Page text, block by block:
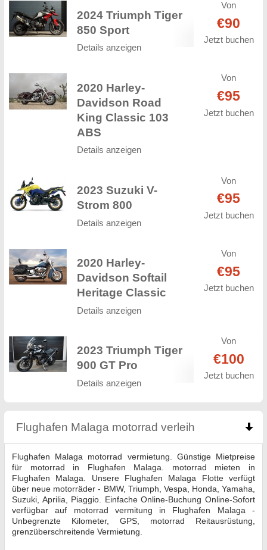
2024 Triumph Tiger
850 Sport
Details anzeigen
Von
€90
Jetzt buchen
2020 Harley-
Davidson Road
King Classic 103
ABS
Details anzeigen
Von
€95
Jetzt buchen
2023 Suzuki V-
Strom 800
Details anzeigen
Von
€95
Jetzt buchen
2020 Harley-
Davidson Softail
Heritage Classic
Details anzeigen
Von
€95
Jetzt buchen
2023 Triumph Tiger
900 GT Pro
Details anzeigen
Von
€100
Jetzt buchen
Flughafen Malaga motorrad verleih click to
Flughafen Malaga motorrad vermietung. Günstige Mietpreise
für motorrad in Flughafen Malaga. motorrad mieten in
Flughafen Malaga. Unsere Flughafen Malaga Flotte verfügt
über neue motorräder - BMW, Triumph, Vespa, Honda, Yamaha,
Suzuki, Aprilia, Piaggio. Einfache Online-Buchung Online-Sofort
verfügbar auf motorrad vermitung in Flughafen Malaga -
Unbegrenzte Kilometer, GPS, motorrad Reitausrüstung,
grenzüberschreitende Vermietung.